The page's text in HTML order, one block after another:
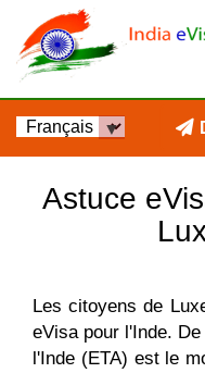
Astuce
Les citoyens de
eVisa pour l'Inde.
l'Inde (ETA) est le